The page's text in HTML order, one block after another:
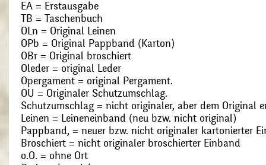
EA = Erstausgabe
TB = Taschenbuch
OLn = Original Leinen
OPb = Original Pappband (Karton)
OBr = Original broschiert
Oleder = original Leder
Opergament = original Pergament.
OU = Originaler Schutzumschlag.
Schutzumschlag = nicht originaler, aber dem Original
Leinen = Leineneinband (neu bzw. nicht original)
Pappband, = neuer bzw. nicht originaler kartonierter
Broschiert = nicht originaler broschierter Einband
o.O. = ohne Ort